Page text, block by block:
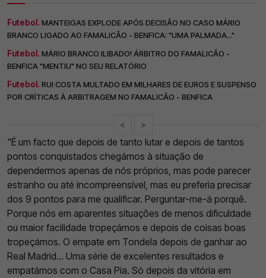
Futebol. MANTEIGAS EXPLODE APÓS DECISÃO NO CASO MÁRIO
BRANCO LIGADO AO FAMALICÃO - BENFICA: "UMA PALMADA..."
Futebol. MÁRIO BRANCO ILIBADO! ÁRBITRO DO FAMALICÃO -
BENFICA "MENTIU" NO SEU RELATÓRIO
Futebol. RUI COSTA MULTADO EM MILHARES DE EUROS E SUSPENSO
POR CRÍTICAS À ARBITRAGEM NO FAMALICÃO - BENFICA
< >
"É um facto que depois de tanto lutar e depois de tantos
pontos conquistados chegámos à situação de
dependermos apenas de nós próprios, mas pode parecer
estranho ou até incompreensível, mas eu preferia precisar
dos 9 pontos para me qualificar. Perguntar-me-á porquê.
Porque nós em aparentes situações de menos dificuldade
ou maior facilidade tropeçámos e depois de coisas boas
tropeçámos. O empate em Tondela depois de ganhar ao
Real Madrid... Uma série de excelentes resultados e
empatámos com o Casa Pia. Só depois da vitória em